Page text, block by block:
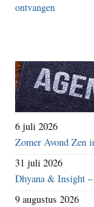
6 juli 2026
Zomer Avond Zen
31 juli 2026
Dhyana & Insight
9 augustus 2026